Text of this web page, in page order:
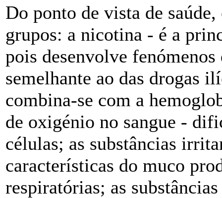
Do ponto de vista de
grupos: a nicotina - é a
pois desenvolve
semelhante ao das drogas
combina-se com a
de oxigénio no sangue -
células; as substâncias
características do muco
respiratórias; as